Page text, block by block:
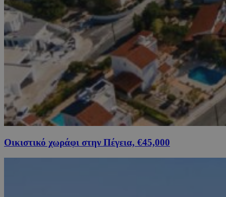
Οικιστικό χωράφι στην Πέγεια, €45,000